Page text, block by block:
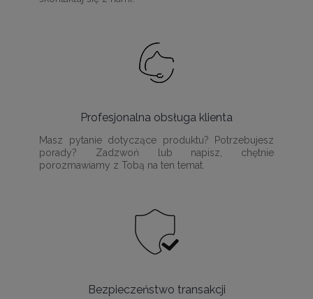
Profesjonalna obsługa klienta
Masz pytanie dotyczące produktu? Potrzebujesz
porady? Zadzwoń lub napisz, chętnie
porozmawiamy z Tobą na ten temat.
Bezpieczeństwo transakcji